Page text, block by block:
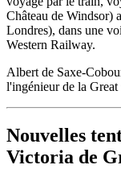
Château de Windsor)
Londres), dans une
Western Railway.
Albert de Saxe-
l'ingénieur de la
Nouvelles
Victoria de